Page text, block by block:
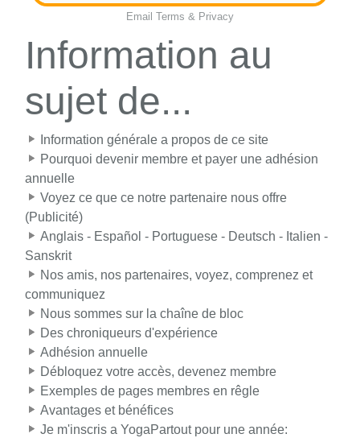
Email Terms & Privacy
Information au
sujet de...
Information générale a propos de ce site
Pourquoi devenir membre et payer une adhésion
annuelle
Voyez ce que ce notre partenaire nous offre
(Publicité)
Anglais - Español - Portuguese - Deutsch - Italien -
Sanskrit
Nos amis, nos partenaires, voyez, comprenez et
communiquez
Nous sommes sur la chaîne de bloc
Des chroniqueurs d'expérience
Adhésion annuelle
Débloquez votre accès, devenez membre
Exemples de pages membres en rêgle
Avantages et bénéfices
Je m'inscris a YogaPartout pour une année: